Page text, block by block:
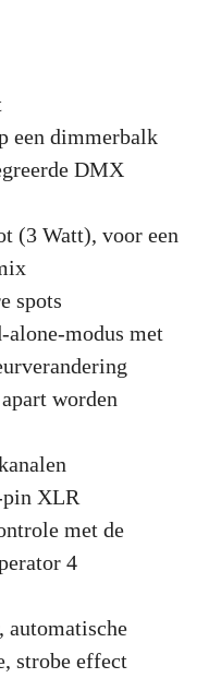
een dimmerbalk
DMX
(3 Watt), voor een
spots
modus met
worden
pin XLR
met de
4
strobe effect